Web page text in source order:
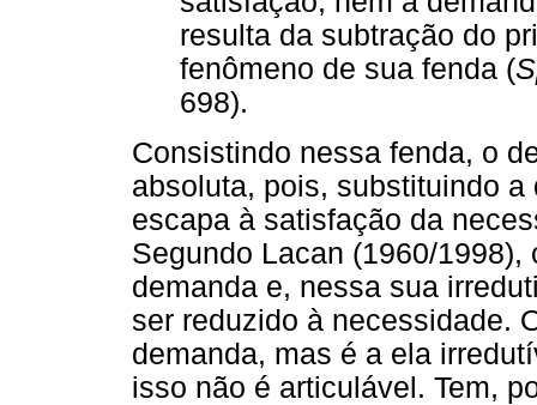
resulta da subtração do
fenômeno de sua fenda (
698).
Consistindo nessa fenda, o
absoluta, pois, substituindo
escapa à satisfação da
Segundo Lacan (1960/
demanda e, nessa sua
ser reduzido à necessidade.
demanda, mas é a ela
isso não é articulável. Tem,